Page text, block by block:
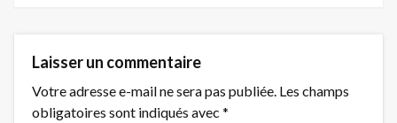
Laisser un commentaire
Votre adresse e-mail ne sera pas publiée. Les champs
obligatoires sont indiqués avec *